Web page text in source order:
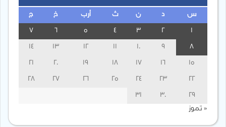
س ن ث أرب خ ج
3
13
14
15
16
17
18
19
20
21
22
23
24
25
26
27
28
29
30
31
« تموز